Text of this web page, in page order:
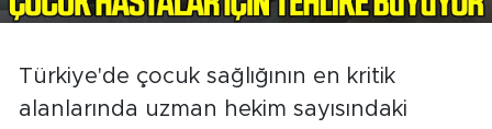
Türkiye'de çocuk sağlığının en kritik
alanlarında uzman hekim sayısındaki